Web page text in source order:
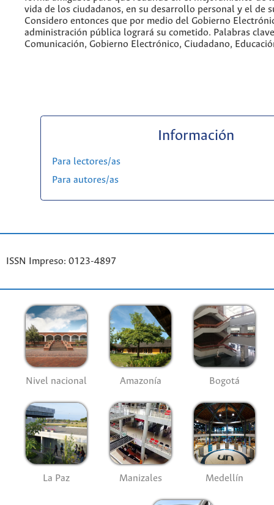
vida de los ciudadanos, en su desarrollo personal y el de
Considero entonces que por medio del Gobierno
administración pública logrará su cometido. Palabras
Comunicación, Gobierno Electrónico, Ciudadano,
Información
Para lectores/as
Para autores/as
ISSN Impreso: 0123-4897
Nivel nacional Amazonía Bogotá
La Paz Manizales Medellín